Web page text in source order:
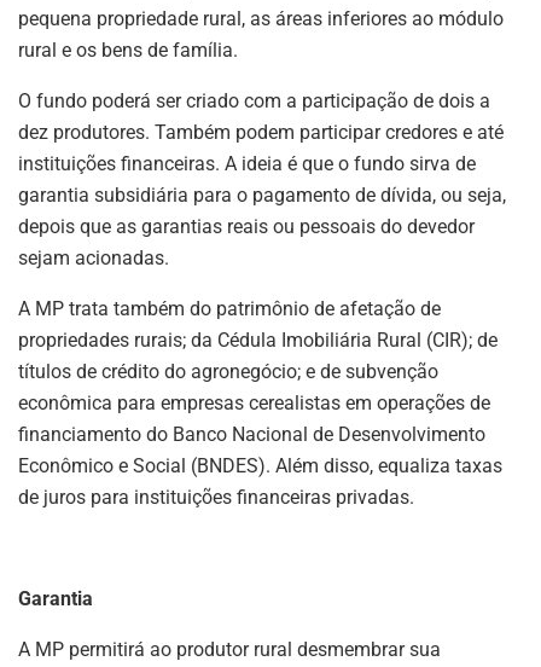
pequena propriedade rural, as áreas inferiores ao módulo
rural e os bens de família.
O fundo poderá ser criado com a participação de dois a
dez produtores. Também podem participar credores e até
instituições financeiras. A ideia é que o fundo sirva de
garantia subsidiária para o pagamento de dívida, ou seja,
depois que as garantias reais ou pessoais do devedor
sejam acionadas.
A MP trata também do patrimônio de afetação de
propriedades rurais; da Cédula Imobiliária Rural (CIR); de
títulos de crédito do agronegócio; e de subvenção
econômica para empresas cerealistas em operações de
financiamento do Banco Nacional de Desenvolvimento
Econômico e Social (BNDES). Além disso, equaliza taxas
de juros para instituições financeiras privadas.
Garantia
A MP permitirá ao produtor rural desmembrar sua